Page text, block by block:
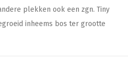
plekken ook een zgn. Tiny
inheems bos ter grootte